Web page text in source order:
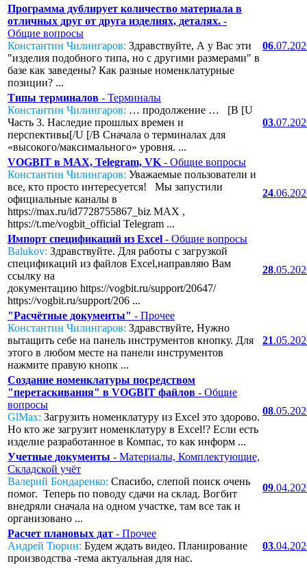
Программа дублирует количество материала в
отличных друг от друга изделиях, деталях. -
Общие вопросы
Константин Чилингаров: Здравствуйте, А у Вас эти
"изделия подобного типа, но с другими размерами" в
базе как заведены? Как разные номенклатурные
позиции? ...
06
Типы терминалов - Терминалы
Константин Чилингаров: … продолжение … [B [U
Часть 3. Наследие прошлых времен и
перспективы[/U [/B Сначала о терминалах для
«высокого/максимального» уровня. ...
03
VOGBIT в MAX, Telegram, VK - Общие вопросы
Константин Чилингаров: Уважаемые пользователи и
все, кто просто интересуется! Мы запустили
официальные каналы в
https://max.ru/id7728755867_biz MAX ,
https://t.me/vogbit_official Telegram ...
24
Импорт спецификаций из Excel - Общие вопросы
Balukov: Здравствуйте. Для работы с загрузкой
спецификаций из файлов Excel,направляю Вам
ссылку на
документацию https://vogbit.ru/support/20647/
https://vogbit.ru/support/206 ...
28
"Расчётные документы" - Прочее
Константин Чилингаров: Здравствуйте, Нужно
вытащить себе на панель инструментов кнопку. Для
этого в любом месте на панели инструментов
нажмите правую кнопк ...
21
Создание номенклатуры посредством
"перетаскивания" в VOGBIT файлов - Общие
вопросы
GlMax: Загрузить номенклатуру из Excel это здорово.
Но кто же загрузит номенклатуру в Excel!? Если есть
изделие разработанное в Компас, то как информ ...
08
Учетные документы - Материалы, Комплектующие,
Складской учёт
Валерий Бондаренко: Спасибо, слепой поиск очень
помог. Теперь по поводу сдачи на склад. Вогбит
внедряли сначала на одном участке, там все так и
организовано ...
09
Расчет плановых дат - Прочее
Андрей Тюрин: Будем ждать видео. Планирование
производства -тема актуальная для нас.
03